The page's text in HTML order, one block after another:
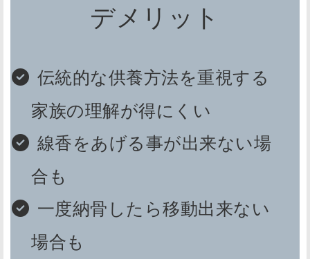
デメリット
伝統的な供養方法を重視する
家族の理解が得にくい
線香をあげる事が出来ない場
合も
一度納骨したら移動出来ない
場合も